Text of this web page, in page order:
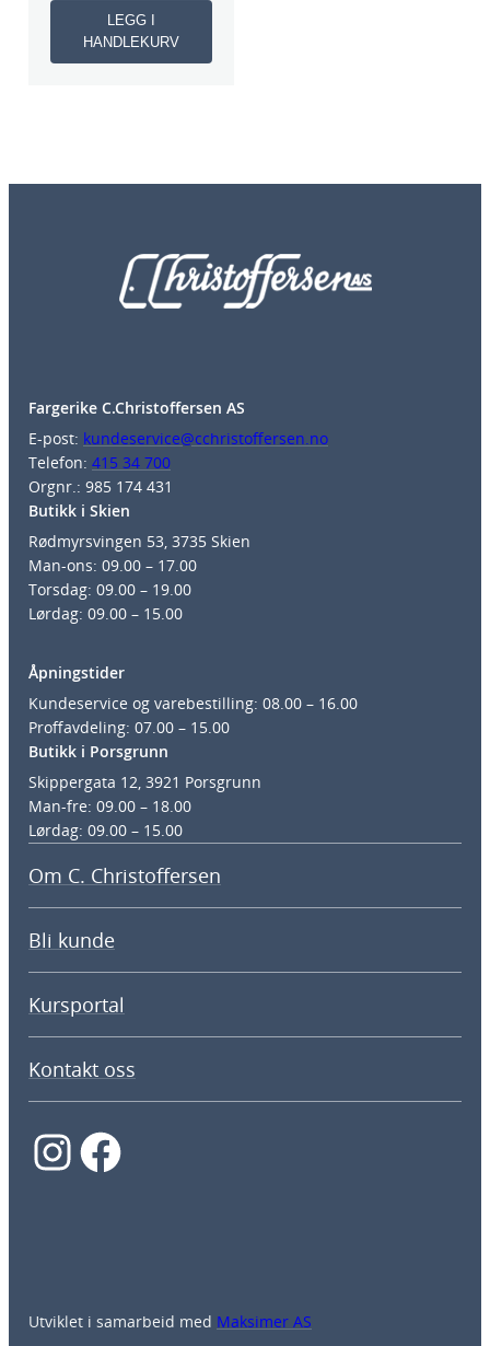
LEGG I
HANDLEKURV
Fargerike C.Christoffersen AS
E-post: kundeservice@cchristoffersen.no
Telefon: 415 34 700
Orgnr.: 985 174 431
Butikk i Skien
Rødmyrsvingen 53, 3735 Skien
Man-ons: 09.00 – 17.00
Torsdag: 09.00 – 19.00
Lørdag: 09.00 – 15.00
Åpningstider
Kundeservice og varebestilling: 08.00 – 16.00
Proffavdeling: 07.00 – 15.00
Butikk i Porsgrunn
Skippergata 12, 3921 Porsgrunn
Man-fre: 09.00 – 18.00
Lørdag: 09.00 – 15.00
Om C. Christoffersen
Bli kunde
Kursportal
Kontakt oss
InstagramFacebook
Utviklet i samarbeid med Maksimer AS